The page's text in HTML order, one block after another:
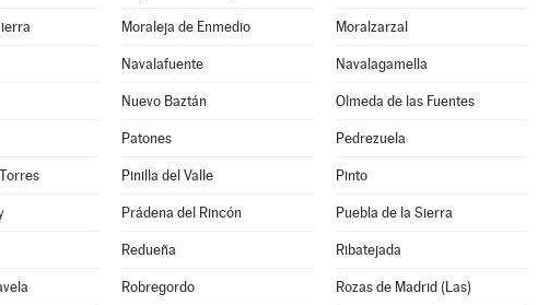
Moraleja de Enmedio Moralzarzal
Navalafuente Navalagamella
Nuevo Baztán Olmeda de las Fuentes
Patones Pedrezuela
Pinilla del Valle Pinto
Prádena del Rincón Puebla de la Sierra
Redueña Ribatejada
Robregordo Rozas de Madrid (Las)